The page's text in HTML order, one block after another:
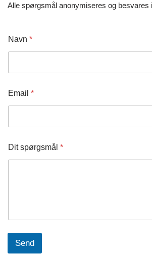
Alle spørgsmål anonymiseres og besvares
E
m
D
i
t
Navn *
Email *
Dit spørgsmål *
Send